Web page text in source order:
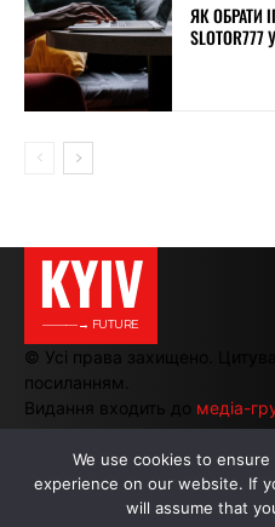
ЯК ОБРАТИ
KYIV
———→ FUTURE
© Усі права захищено.
посиланням.
Видання входить до медіа-
We use cookies to
experience on our website. If
will assume that